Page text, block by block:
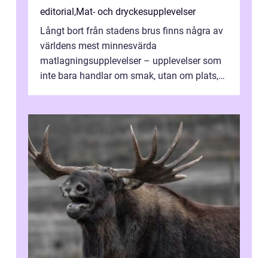
editorial ,Mat- och dryckesupplevelser
Långt bort från stadens brus finns några av
världens mest minnesvärda
matlagningsupplevelser – upplevelser som
inte bara handlar om smak, utan om plats,